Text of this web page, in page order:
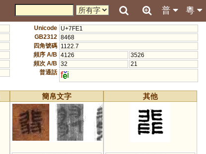
粵
普
Unicode U+7FE1
GB2312 8468
四角號碼 1122.7
頻序 A/B 4126
3526
頻次 A/B 32
21
普通話 f i
簡帛文字 其他